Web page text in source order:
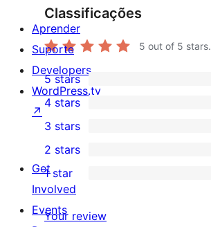
Classificações
5 out of 5 stars.
1
5-
star
review
5 stars
4-
star
reviews
4 stars
0
3-
star
reviews
3 stars
2-
reviews
2 stars
star
1 star
Your review
Aprender
Suporte
Developers
WordPress.tv
↗
Get
Involved
Events